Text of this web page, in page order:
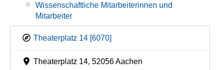
Wissenschaftliche Mitarbeiterinnen und
Mitarbeiter
Theaterplatz 14 [6070]
Theaterplatz 14, 52056 Aachen